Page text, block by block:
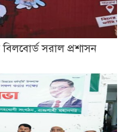
সরাল প্রশাসন